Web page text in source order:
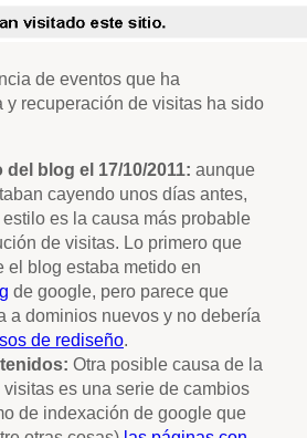
de eventos que ha
y recuperación de visitas ha sido
blog el 17/10/2011: aunque
cayendo unos días antes,
es la causa más probable
de visitas. Lo primero que
el blog estaba metido en
de google, pero parece que
a dominios nuevos y no debería
de rediseño.
Otra posible causa de la
es una serie de cambios
de indexación de google que